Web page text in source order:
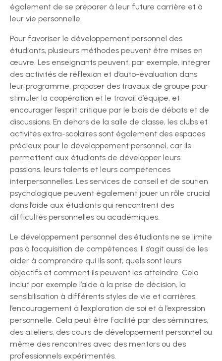
également de se préparer à leur future carrière et à
leur vie personnelle.
Pour favoriser le développement personnel des
étudiants, plusieurs méthodes peuvent être mises en
œuvre. Les enseignants peuvent, par exemple, intégrer
des activités de réflexion et d’auto-évaluation dans
leur programme, proposer des travaux de groupe pour
stimuler la coopération et le travail d’équipe, et
encourager l’esprit critique par le biais de débats et de
discussions. En dehors de la salle de classe, les clubs et
activités extra-scolaires sont également des espaces
précieux pour le développement personnel, car ils
permettent aux étudiants de développer leurs
passions, leurs talents et leurs compétences
interpersonnelles. Les services de conseil et de soutien
psychologique peuvent également jouer un rôle crucial
dans l’aide aux étudiants qui rencontrent des
difficultés personnelles ou académiques.
Le développement personnel des étudiants ne se limite
pas à l’acquisition de compétences. Il s’agit aussi de les
aider à comprendre qui ils sont, quels sont leurs
objectifs et comment ils peuvent les atteindre. Cela
inclut par exemple l’aide à la prise de décision, la
sensibilisation à différents styles de vie et carrières,
l’encouragement à l’exploration de soi et à l’expression
personnelle. Cela peut être facilité par des séminaires,
des ateliers, des cours de développement personnel ou
même des rencontres avec des mentors ou des
professionnels expérimentés.